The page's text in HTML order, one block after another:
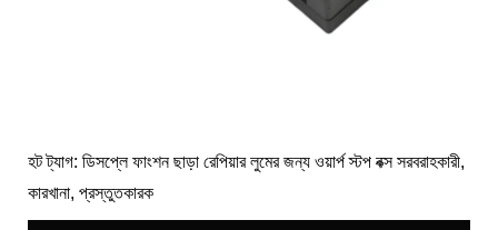
হট ট্যাগ: ডিসপ্লে ফাংশন ছাড়া রেপিয়ার লুমের জন্য ওয়ার্প স্টপ বক্স সরবরাহকারী,
কারখানা, প্রস্তুতকারক